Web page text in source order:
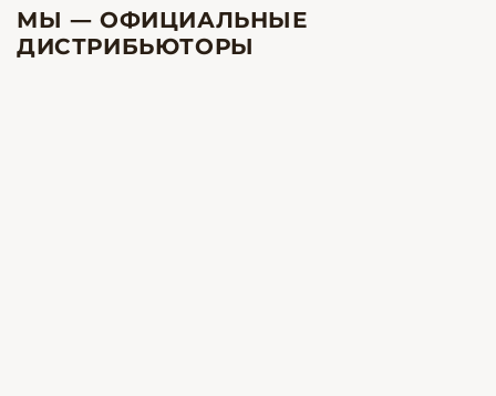
МЫ — ОФИЦИАЛЬНЫЕ
ДИСТРИБЬЮТОРЫ